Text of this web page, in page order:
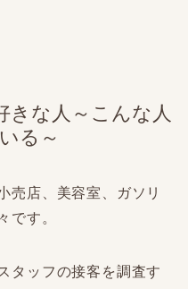
きな人～こんな人
る～
売店、美容室、ガソリ
です。
タッフの接客を調査す